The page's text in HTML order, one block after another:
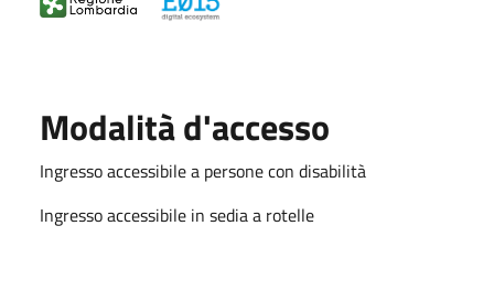
Modalità d'accesso
Ingresso accessibile a persone con disabilità
Ingresso accessibile in sedia a rotelle